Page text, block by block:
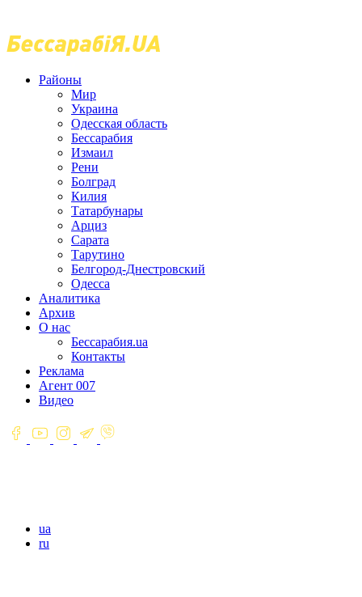
Районы
Мир
Украина
Одесская область
Бессарабия
Измаил
Рени
Болград
Килия
Татарбунары
Арциз
Сарата
Тарутино
Белгород-Днестровский
Одесса
Аналитика
Архив
О нас
Бессарабия.ua
Контакты
Реклама
Агент 007
Видео
ua
ru